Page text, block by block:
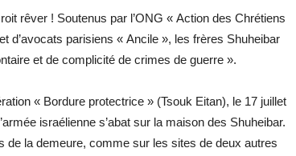
rêver ! Soutenus par l’ONG « Action des Chrétiens
d’avocats parisiens « Ancile », les frères Shuheibar
et de complicité de crimes de guerre ».
« Bordure protectrice » (Tsouk Eitan), le 17 juillet
israélienne s’abat sur la maison des Shuheibar.
la demeure, comme sur les sites de deux autres